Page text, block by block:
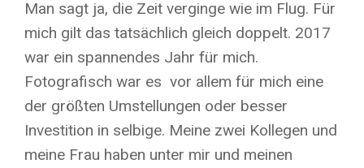
Man sagt ja, die Zeit verginge wie im Flug. Für
mich gilt das tatsächlich gleich doppelt. 2017
war ein spannendes Jahr für mich.
Fotografisch war es vor allem für mich eine
der größten Umstellungen oder besser
Investition in selbige. Meine zwei Kollegen und
meine Frau haben unter mir und meinen